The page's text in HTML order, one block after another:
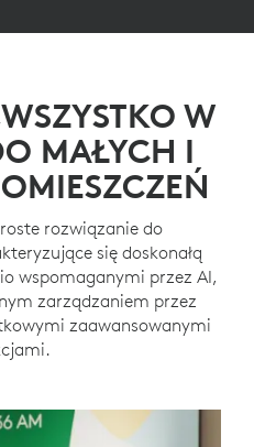
W
MAŁYCH I
rozwiązanie do
się doskonałą
wspomaganymi przez AI,
zarządzaniem przez
zaawansowanymi